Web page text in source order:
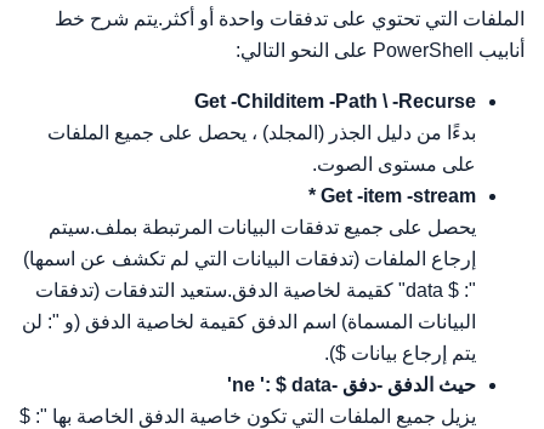
الملفات التي تحتوي على تدفقات واحدة أو أكثر.يتم شرح خط
أنابيب PowerShell على النحو التالي:
Get -Childitem -Path \ -Recurse
بدءًا من دليل الجذر (المجلد) ، يحصل على جميع الملفات
على مستوى الصوت.
Get -item -stream *
يحصل على جميع تدفقات البيانات المرتبطة بملف.سيتم
إرجاع الملفات (تدفقات البيانات التي لم تكشف عن اسمها)
": $ data" كقيمة لخاصية الدفق.ستعيد التدفقات (تدفقات
البيانات المسماة) اسم الدفق كقيمة لخاصية الدفق (و ": لن
يتم إرجاع بيانات $).
حيث الدفق -دفق -ne ': $ data'
يزيل جميع الملفات التي تكون خاصية الدفق الخاصة بها ": $